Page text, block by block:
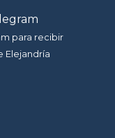
para recibir
Elejandría